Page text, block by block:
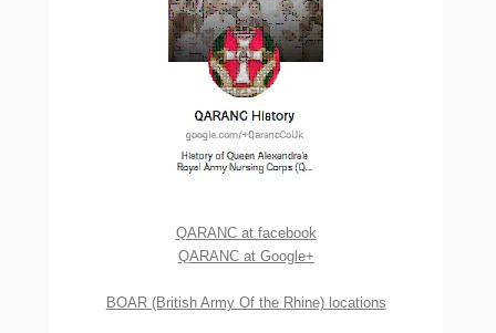
QARANC at facebook
QARANC at Google+
BOAR (British Army Of the Rhine) locations